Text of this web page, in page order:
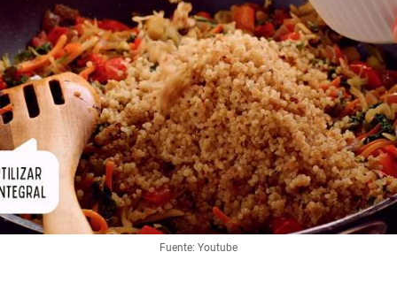
Fuente: Youtube